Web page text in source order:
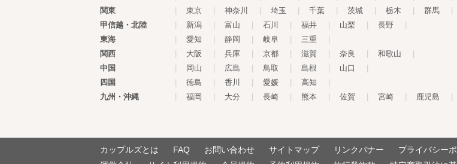
関東
東京 神奈川 埼玉 千葉 茨城 栃木 群馬
甲信越・北陸
新潟 富山 石川 福井 山梨 長野
東海
愛知 静岡 岐阜 三重
関西
大阪 兵庫 京都 滋賀 奈良 和歌山
中国
岡山 広島 鳥取 島根 山口
四国
徳島 香川 愛媛 高知
九州・沖縄
福岡 大分 長崎 熊本 佐賀 宮崎 鹿児島
カップルズとは FAQ お問い合わせ サイトマップ リンクバナー
プライバシー